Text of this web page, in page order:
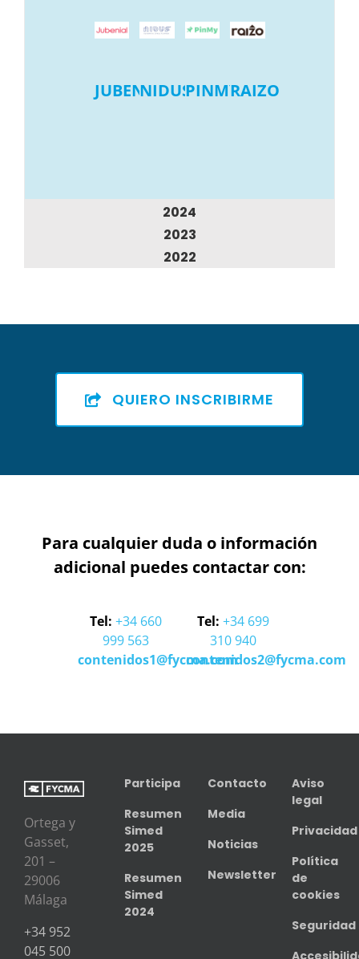
JUBENIAL
NIDUSPINMYRAIZO
2024
2023
2022
QUIERO INSCRIBIRME
Para cualquier duda o información
adicional puedes contactar con:
Tel: +34 660
999 563
contenidos1@fycma.com
Tel: +34 699
310 940
contenidos2@fycma.com
Ortega y
Gasset,
201 –
29006
Málaga
+34 952
045 500
Participa
Resumen
Simed
2025
Resumen
Simed
2024
Contacto
Media
Noticias
Newsletter
Aviso
legal
Privacidad
Política
de
cookies
Seguridad